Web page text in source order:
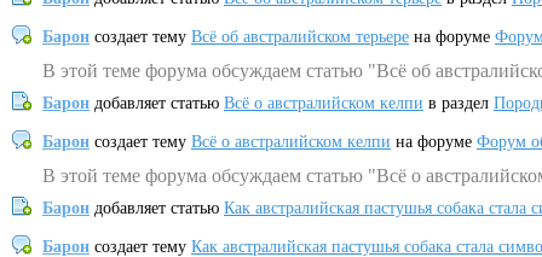
Барон создает тему Всё об австралийском терьере на форуме
В этой теме форума обсуждаем статью "Всё об
Барон добавляет статью Всё о австралийском келпи в раздел
Барон создает тему Всё о австралийском келпи на форуме Форум
В этой теме форума обсуждаем статью "Всё о
Барон добавляет статью Как австралийская пастушья собака
Барон создает тему Как австралийская пастушья собака стала